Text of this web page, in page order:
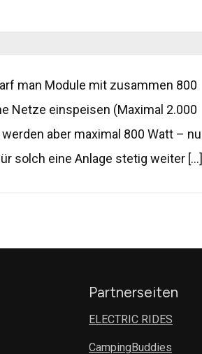
man Module mit zusammen 800
Netze einspeisen (Maximal 2.000
aber maximal 800 Watt –
solch eine Anlage stetig weiter […]
Partnerseiten
ELECTRIC RIDES
CampingBuddies